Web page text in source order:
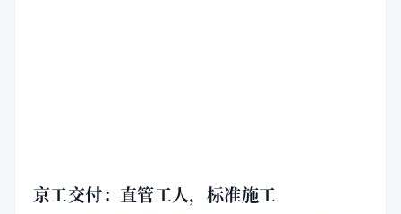
京工交付：直管工人，标准施工